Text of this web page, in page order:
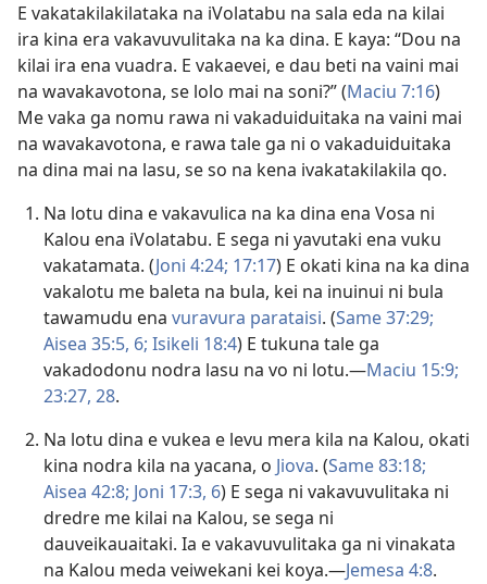
E vakatakilakilataka na iVolatabu na sala eda na kilai
ira kina era vakavuvulitaka na ka dina. E kaya: “Dou na
kilai ira ena vuadra. E vakaevei, e dau beti na vaini mai
na wavakavotona, se lolo mai na soni?” (Maciu 7:16)
Me vaka ga nomu rawa ni vakaduiduitaka na vaini mai
na wavakavotona, e rawa tale ga ni o vakaduiduitaka
na dina mai na lasu, se so na kena ivakatakilakila qo.
Na lotu dina e vakavulica na ka dina ena Vosa ni
Kalou ena iVolatabu. E sega ni yavutaki ena vuku
vakatamata. (Joni 4:24; 17:17) E okati kina na ka dina
vakalotu me baleta na bula, kei na inuinui ni bula
tawamudu ena vuravura parataisi. (Same 37:29;
Aisea 35:5, 6; Isikeli 18:4) E tukuna tale ga
vakadodonu nodra lasu na vo ni lotu.—Maciu 15:9;
23:27, 28.
Na lotu dina e vukea e levu mera kila na Kalou, okati
kina nodra kila na yacana, o Jiova. (Same 83:18;
Aisea 42:8; Joni 17:3, 6) E sega ni vakavuvulitaka ni
dredre me kilai na Kalou, se sega ni
dauveikauaitaki. Ia e vakavuvulitaka ga ni vinakata
na Kalou meda veiwekani kei koya.—Jemesa 4:8.